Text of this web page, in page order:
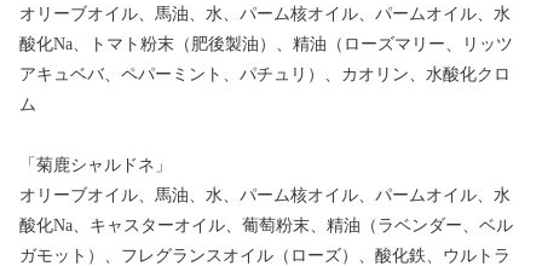
オリーブオイル、馬油、水、パーム核オイル、パームオイル、水
酸化Na、トマト粉末（肥後製油）、精油（ローズマリー、リッツ
アキュベバ、ペパーミント、パチュリ）、カオリン、水酸化クロ
ム
「菊鹿シャルドネ」
オリーブオイル、馬油、水、パーム核オイル、パームオイル、水
酸化Na、キャスターオイル、葡萄粉末、精油（ラベンダー、ベル
ガモット）、フレグランスオイル（ローズ）、酸化鉄、ウルトラ